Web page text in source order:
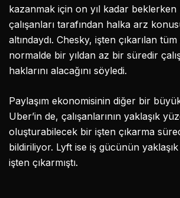
kazanmak için on yıl kadar
çalışanları tarafından halka arz
altındaydı. Chesky, işten çıkarılan tüm
normalde bir yıldan az bir süredir
haklarını alacağını söyledi.
Paylaşım ekonomisinin diğer bir
Uber’in de, çalışanlarının yaklaşık
oluşturabilecek bir işten çıkarma
bildiriliyor. Lyft ise iş gücünün yaklaşık
işten çıkarmıştı.